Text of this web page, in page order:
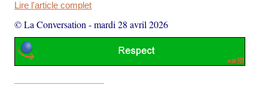
Lire l'article complet
© La Conversation -mardi 28 avril 2026